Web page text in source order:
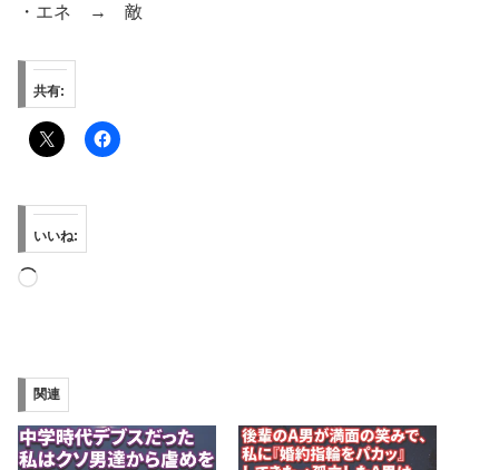
・エネ → 敵
共有:
いいね:
読
み
中…
関連